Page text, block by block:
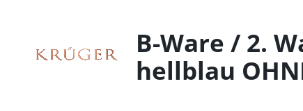
B-Ware / 2.
hellblau